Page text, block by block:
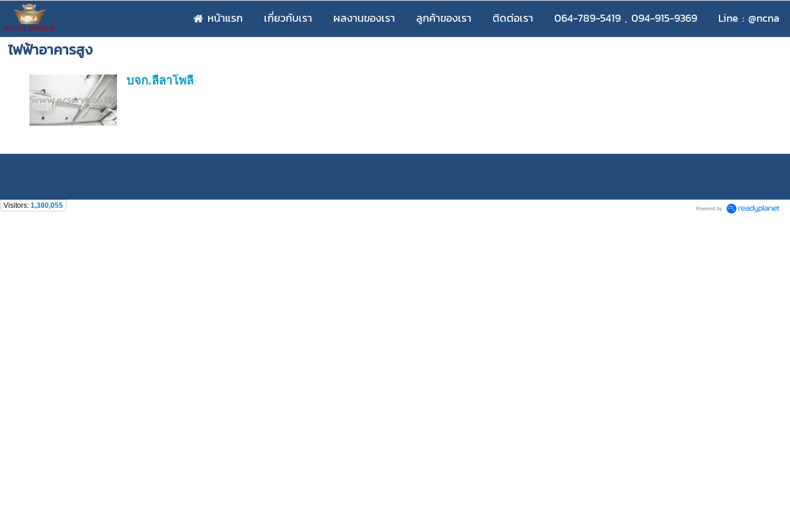
หน้าแรก เกี่ยวกับเรา ผลงานของเรา ลูกค้าของเรา ติดต่อเรา 064-789-5419 , 094-915-9369 Line : @ncna
ไฟฟ้าอาคารสูง
บจก.ลีลาโพลี
Visitors: 1,380,055